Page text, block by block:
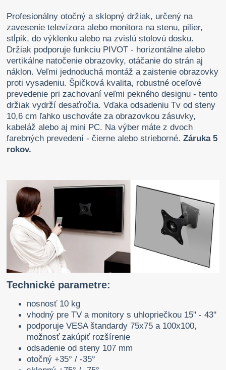
Profesionálny otočný a sklopný držiak, určený na
zavesenie televízora alebo monitora na stenu, pilier,
stĺpik, do výklenku alebo na zvislú stolovú dosku.
Držiak podporuje funkciu PIVOT - horizontálne alebo
vertikálne natočenie obrazovky, otáčanie do strán aj
náklon. Veľmi jednoduchá montáž a zaistenie obrazovky
proti vysadeniu. Špičková kvalita, robustné oceľové
prevedenie pri zachovaní veľmi pekného designu - tento
držiak vydrží desaťročia. Vďaka odsadeniu Tv od steny
10,6 cm ľahko uschováte za obrazovkou zásuvky,
kabeláž alebo aj mini PC. Na výber máte z dvoch
farebných prevedení - čierne alebo strieborné.Záruka 5
rokov.
Technické parametre:
nosnosť 10 kg
vhodný pre TV a monitory s uhlopriečkou 15" - 43"
podporuje VESA štandardy 75x75 a 100x100,
možnosť zakúpiť rozšírenie
odsadenie od steny 107 mm
otočný +35° / -35°